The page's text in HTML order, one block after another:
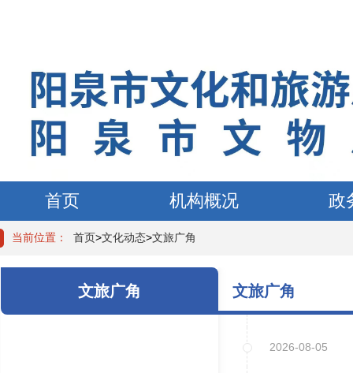
首页 机构概况 政
当前位置： 首页>文化动态>文旅广角
文旅广角 文旅广角
2026-08-05